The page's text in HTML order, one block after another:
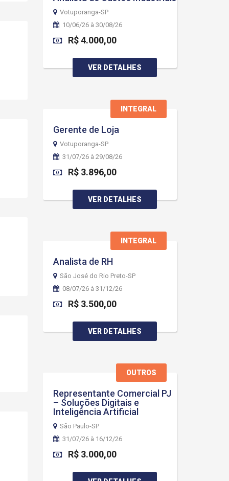
Votuporanga-SP
10/06/26 à 30/08/26
R$ 4.000,00
VER DETALHES
INTEGRAL
Gerente de Loja
Votuporanga-SP
31/07/26 à 29/08/26
R$ 3.896,00
VER DETALHES
INTEGRAL
Analista de RH
São José do Rio Preto-SP
08/07/26 à 31/12/26
R$ 3.500,00
VER DETALHES
OUTROS
Representante Comercial PJ
– Soluções Digitais e
Inteligência Artificial
São Paulo-SP
31/07/26 à 16/12/26
R$ 3.000,00